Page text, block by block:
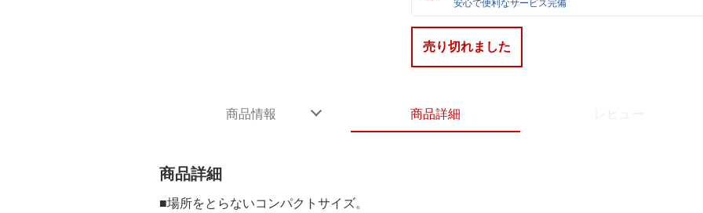
安心で便利なサービス完備
売り切れました
商品情報 商品詳細
商品詳細
■場所をとらないコンパクトサイズ。